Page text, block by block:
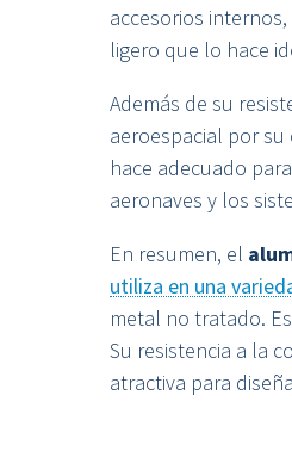
accesorios internos,
ligero que lo hace
Además de su
aeroespacial por
hace adecuado
aeronaves y los
En resumen, el
utiliza en una
metal no tratado.
Su resistencia a la
atractiva para